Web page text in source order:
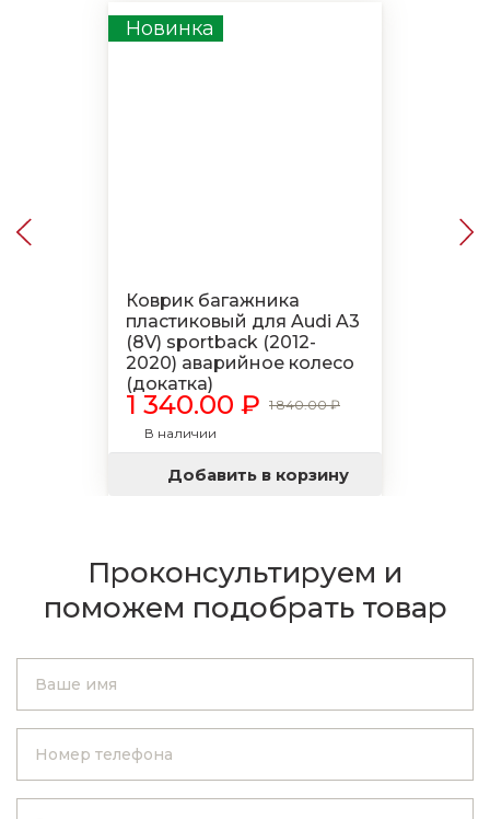
Новинка
Коврик багажника
пластиковый для Audi A3
(8V) sportback (2012-
2020) аварийное колесо
(докатка)
1 340.00 ₽ 1 840.00 ₽
В наличии
Добавить в корзину
Проконсультируем и
поможем подобрать товар